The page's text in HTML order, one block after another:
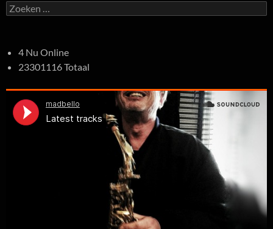
Zoeken
naar:
4 Nu Online
23301116 Totaal